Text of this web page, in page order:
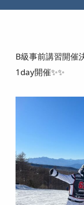
フォト＆ムービーアド
SUP団体プラン
B級事前講習開催
1day開催✨✨